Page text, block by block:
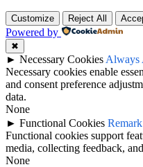
Customize Reject All
Powered by
✖
► Necessary Cookies Always
Necessary cookies enable
and consent preference
data.
None
► Functional Cookies Remark
Functional cookies support
media, collecting feedback,
None